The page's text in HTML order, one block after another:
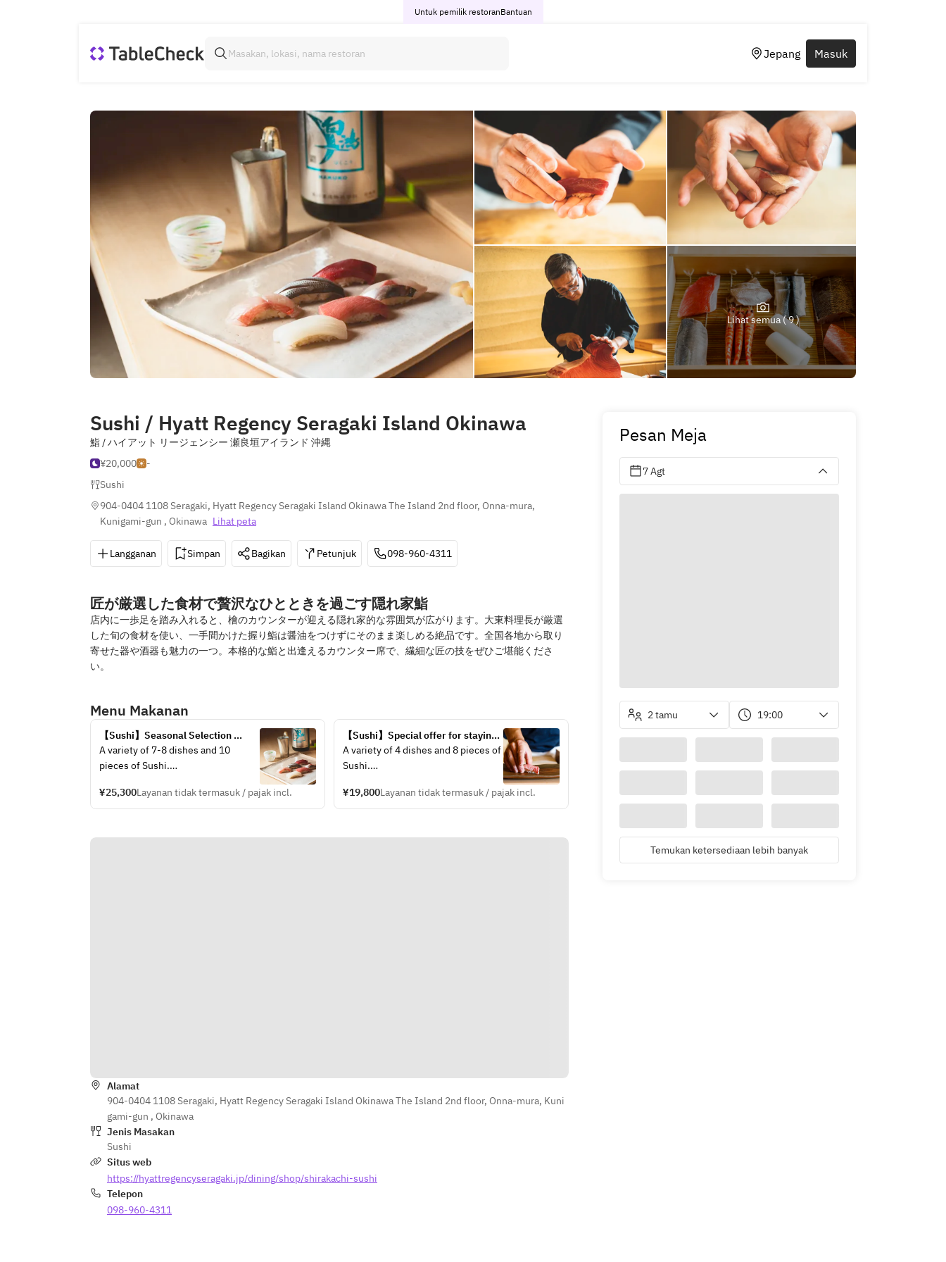
Untuk pemilik restoranBantuan
Jepang Masuk
Lihat semua ( 9 )
Sushi / Hyatt Regency Seragaki Island Okinawa
鮨 / ハイアット リージェンシー 瀬良垣アイランド 沖縄
¥20,000
-
Sushi
904-0404 1108 Seragaki, Hyatt Regency Seragaki Island Okinawa The Island 2nd floor, Onna-mura,
Kunigami-gun , Okinawa Lihat peta
Langganan Simpan Bagikan Petunjuk 098-960-4311
匠が厳選した食材で贅沢なひとときを過ごす隠れ家鮨
店内に一歩足を踏み入れると、檜のカウンターが迎える隠れ家的な雰囲気が広がります。大東料理長が厳選
した旬の食材を使い、一手間かけた握り鮨は醤油をつけずにそのまま楽しめる絶品です。全国各地から取り
寄せた器や酒器も魅力の一つ。本格的な鮨と出逢えるカウンター席で、繊細な匠の技をぜひご堪能くださ
い。
Menu Makanan
【Sushi】Seasonal Selection
Course
A variety of 7-8 dishes and 10
pieces of Sushi.
fish and ingredients.
¥25,300Layanan tidak termasuk / pajak incl.
【Sushi】Special offer for staying
guests "Seragaki Course"
A variety of 4 dishes and 8 pieces of
Sushi.
fish and ingredients.
¥19,800Layanan tidak termasuk / pajak incl.
Alamat
904-0404 1108 Seragaki, Hyatt Regency Seragaki Island Okinawa The Island 2nd floor, Onna-mura, Kuni
gami-gun , Okinawa
Jenis Masakan
Sushi
Situs web
https://hyattregencyseragaki.jp/dining/shop/shirakachi-sushi
Telepon
098-960-4311
Pesan Meja
7 Agt
2 tamu 19:00
Temukan ketersediaan lebih banyak